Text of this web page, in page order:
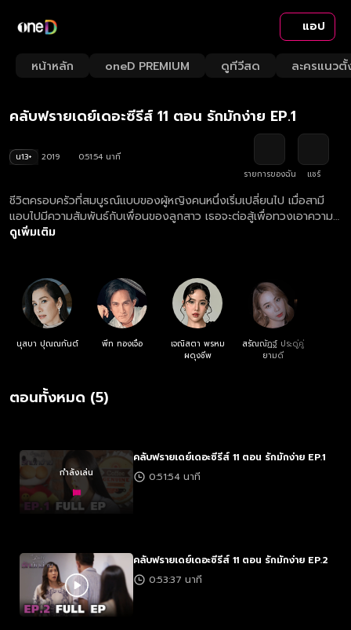
แอป
หน้าหลัก oneD PREMIUM ดูทีวีสด ละครแนวตั้
Loaded:
1.35%
Rate
คลับฟรายเดย์เดอะซีรีส์ 11 ตอน รักมักง่าย EP.1
น13+ 2019
0:51:54 นาที
รายการของฉัน
แชร์
ชีวิตครอบครัวที่สมบูรณ์แบบของผู้หญิงคนหนึ่งเริ่มเปลี่ยนไป เมื่อสามี
แอบไปมีความสัมพันธ์กับเพื่อนของลูกสาว เธอจะต่อสู้เพื่อทวงเอาความ
สุขของครอบครัวกลับคืนหรือเธอจะเลือกเดินออกมาใช้ชีวิตกับลูกสาวตาม
ดูเพิ่มเติม
นุสบา ปุณณกันต์ พีท ทองเจือ
เจณิสตา พรหม
ผดุงชีพ
สรัณณัฏฐ์ ประดู่คู่
ยามดี
ตอนทั้งหมด (5)
กำลังเล่น
คลับฟรายเดย์เดอะซีรีส์ 11 ตอน รักมักง่าย EP.1
0:51:54 นาที
คลับฟรายเดย์เดอะซีรีส์ 11 ตอน รักมักง่าย EP.2
0:53:37 นาที